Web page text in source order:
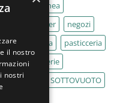
La Felsinea
mixer
negozi
paninoteca
pasticceria
pizzerie
SOTTOVUOTO
il nostro
nostri